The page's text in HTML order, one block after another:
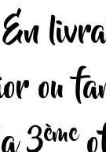
En
ou
ème